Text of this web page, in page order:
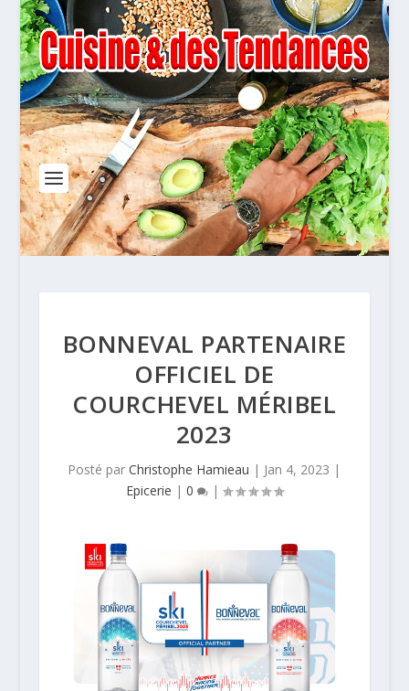
BONNEVAL PARTENAIRE
OFFICIEL DE
COURCHEVEL MÉRIBEL
2023
Posté parChristophe Hamieau | Jan 4, 2023 |
Epicerie | 0 |